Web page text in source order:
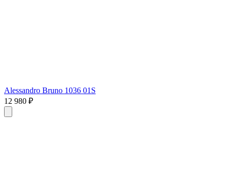
Alessandro Bruno 1036 01S
12 980 ₽